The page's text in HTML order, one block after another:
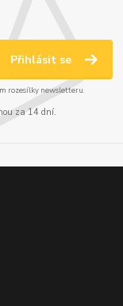
Přihlásit se
rozesílky newsletteru.
za 14 dní.